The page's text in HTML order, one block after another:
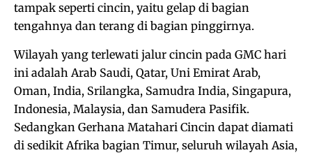
tampak seperti cincin, yaitu gelap di bagian
tengahnya dan terang di bagian pinggirnya.
Wilayah yang terlewati jalur cincin pada GMC hari
ini adalah Arab Saudi, Qatar, Uni Emirat Arab,
Oman, India, Srilangka, Samudra India, Singapura,
Indonesia, Malaysia, dan Samudera Pasifik.
Sedangkan Gerhana Matahari Cincin dapat diamati
di sedikit Afrika bagian Timur, seluruh wilayah Asia,